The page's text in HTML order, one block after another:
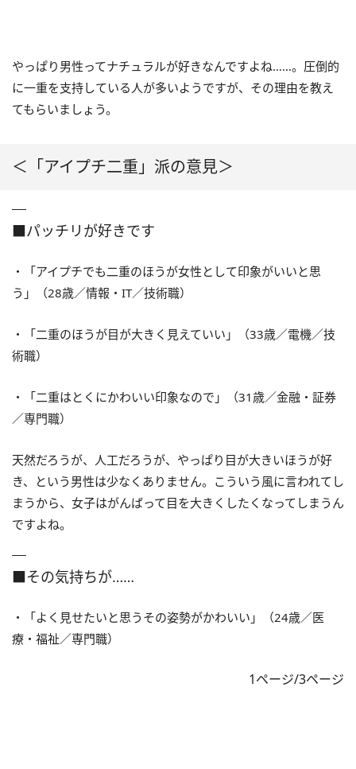
やっぱり男性ってナチュラルが好きなんですよね……。圧倒的
に一重を支持している人が多いようですが、その理由を教え
てもらいましょう。
＜「アイプチ二重」派の意見＞
■パッチリが好きです
・「アイプチでも二重のほうが女性として印象がいいと思
う」（28歳／情報・IT／技術職）
・「二重のほうが目が大きく見えていい」（33歳／電機／技
術職）
・「二重はとくにかわいい印象なので」（31歳／金融・証券
／専門職）
天然だろうが、人工だろうが、やっぱり目が大きいほうが好
き、という男性は少なくありません。こういう風に言われてし
まうから、女子はがんばって目を大きくしたくなってしまうん
ですよね。
■その気持ちが……
・「よく見せたいと思うその姿勢がかわいい」（24歳／医
療・福祉／専門職）
1ページ/3ページ